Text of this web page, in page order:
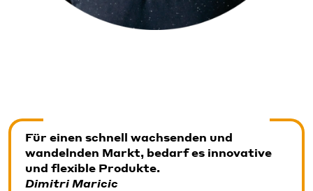
Für einen schnell wachsenden und
wandelnden Markt, bedarf es innovative
und flexible Produkte.
Dimitri Maricic